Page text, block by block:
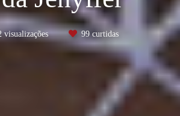
visualizações 99 curtidas